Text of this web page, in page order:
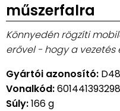
műszerfalra
Könnyedén rögzíti
erővel - hogy a
Gyártói azonosító:
Vonalkód:
Súly:166 g